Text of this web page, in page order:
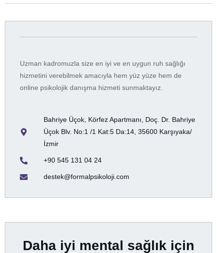
Uzman kadromuzla size en iyi ve en uygun ruh sağlığı
hizmetini verebilmek amacıyla hem yüz yüze hem de
online psikolojik danışma hizmeti sunmaktayız.
Bahriye Üçok, Körfez Apartmanı, Doç. Dr. Bahriye
Üçok Blv. No:1 /1 Kat:5 Da:14, 35600 Karşıyaka/
İzmir
+90 545 131 04 24
destek@formalpsikoloji.com
Daha iyi mental sağlık için